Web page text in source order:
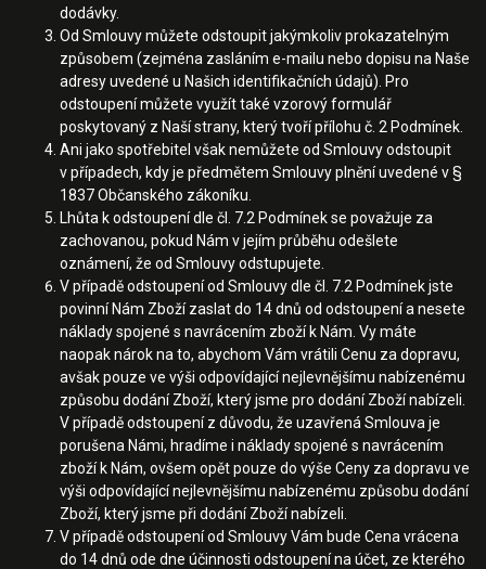
dodávky.
Od Smlouvy můžete odstoupit jakýmkoliv prokazatelným
způsobem (zejména zasláním e-mailu nebo dopisu na Naše
adresy uvedené u Našich identifikačních údajů). Pro
odstoupení můžete využít také vzorový formulář
poskytovaný z Naší strany, který tvoří přílohu č. 2 Podmínek.
Ani jako spotřebitel však nemůžete od Smlouvy odstoupit
v případech, kdy je předmětem Smlouvy plnění uvedené v §
1837 Občanského zákoníku.
Lhůta k odstoupení dle čl. 7.2 Podmínek se považuje za
zachovanou, pokud Nám v jejím průběhu odešlete
oznámení, že od Smlouvy odstupujete.
V případě odstoupení od Smlouvy dle čl. 7.2 Podmínek jste
povinní Nám Zboží zaslat do 14 dnů od odstoupení a nesete
náklady spojené s navrácením zboží k Nám. Vy máte
naopak nárok na to, abychom Vám vrátili Cenu za dopravu,
avšak pouze ve výši odpovídající nejlevnějšímu nabízenému
způsobu dodání Zboží, který jsme pro dodání Zboží nabízeli.
V případě odstoupení z důvodu, že uzavřená Smlouva je
porušena Námi, hradíme i náklady spojené s navrácením
zboží k Nám, ovšem opět pouze do výše Ceny za dopravu ve
výši odpovídající nejlevnějšímu nabízenému způsobu dodání
Zboží, který jsme při dodání Zboží nabízeli.
V případě odstoupení od Smlouvy Vám bude Cena vrácena
do 14 dnů ode dne účinnosti odstoupení na účet, ze kterého